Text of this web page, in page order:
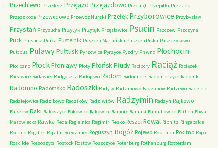
Przechlewo Przedecz Przejazd Przejazdowo Przemęt Przepitki Przesieki
Przeszkoda Przewodowo Przewóz Nurski Przełęk Przyborowice Przybysław
Przystań Przysucha Przytyk Przyłęk Przęsławice Psucin Pszczew Pszczyna
Puck Pulsnitz Purda Pustelnik Puszcza Mariańska Puszcza Piska Puszczykowo
Puttbus Puławy Pułtusk Pyrzowice Pyrzyce Pyzdry Pławno Płochocin
Płociczno PłockPłoniawy Płoty PłońskPłudy Racibory Raciąż Raciążek
Racławice Radawiec Radgoszcz Radojewo Radom Radomierz Radomierzyce Radomka
Radomno Radomsko Radoszki Radysy Radzanowo Radzanów Radzewo Radzieje
Radziejowice Radzikowo Radzików Radziwiłów Radzymin Radzyń Rajkowo
Rajszew Raki Rakoszyce Rakowice Rakowiec Ramoty Ramuki Ramułtowice Rathen Rawa
Mazowiecka Rawka Reda Regielnica Regimin Resko Reszel Rewal Ribnitz Ringebalde
Rochale Rogalice Rogalin Rogoziniec Roguszyn Rogóż Rojewo Rokitnica Rokitno Ropa
Roskilde Rossoszyca Rostock Rostow Roszczyce Rotenburg Rothenburg Rotterdam